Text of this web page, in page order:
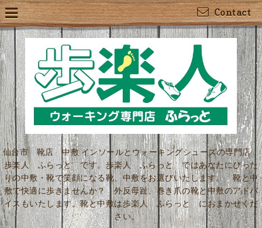
Contact
仙台市 靴店 中敷 インソールとウォーキングシューズの専門店
歩楽人 ふらっと です。歩楽人 ふらっと ではあなたにぴった
りの中敷・靴で笑顔になる靴、中敷をお選びいたします。 靴と中
敷で快適に歩きませんか？ 外反母趾、巻き爪の靴と中敷のアドバ
イスもいたします。靴と中敷は歩楽人 ふらっと におまかせくだ
さい。